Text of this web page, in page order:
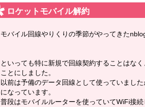
ロケットモバイル解約
モバイル回線やりくりの季節がやってきた
といっても特に新規で回線契約することはな
ことにしました。
以前は予備のデータ回線として使っていまし
になっています。
普段はモバイルルーターを使っていてWiFi接